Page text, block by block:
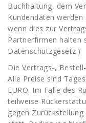
Buchhaltung, dem
Kundendaten
wenn dies zur
Partnerfirmen halten
Datenschutzgesetz.)
Die Vertrags-,
Alle Preise sind
EURO. Im Falle des
teilweise
gegen